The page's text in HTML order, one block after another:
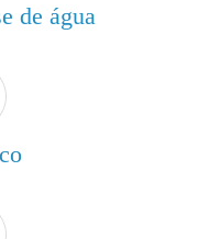
de água